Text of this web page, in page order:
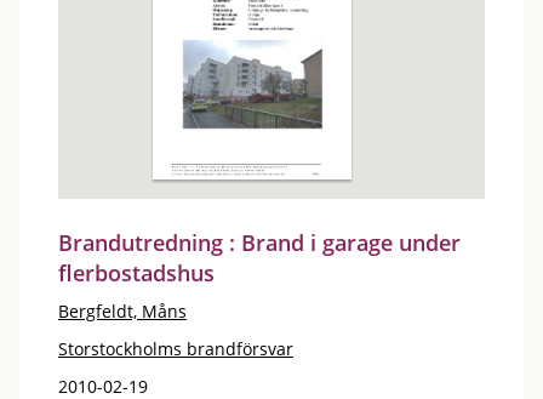
Brandutredning : Brand i garage under
flerbostadshus
Bergfeldt, Måns
Storstockholms brandförsvar
2010-02-19